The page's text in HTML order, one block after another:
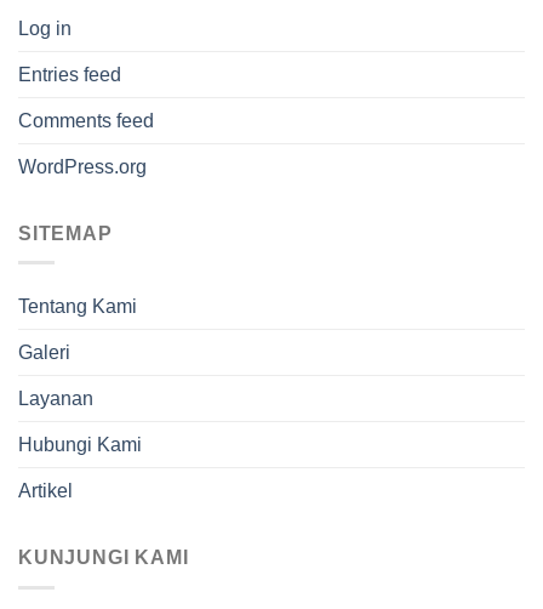
Log in
Entries feed
Comments feed
WordPress.org
SITEMAP
Tentang Kami
Galeri
Layanan
Hubungi Kami
Artikel
KUNJUNGI KAMI